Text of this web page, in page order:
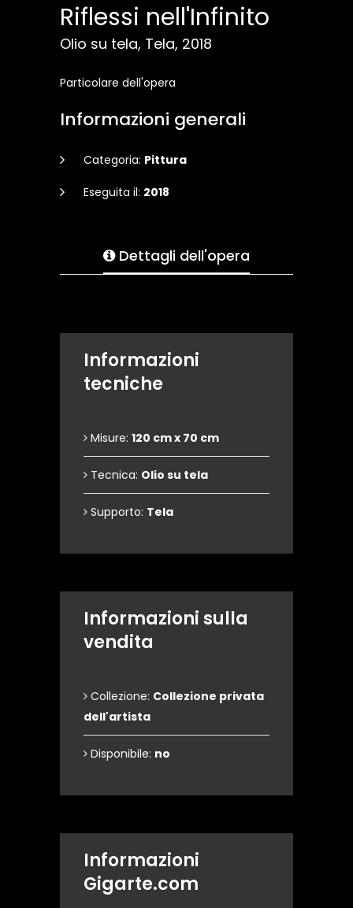
Riflessi nell'Infinito
Olio su tela, Tela, 2018
Particolare dell'opera
Informazioni generali
Categoria: Pittura
Eseguita il: 2018
Dettagli dell'opera
Informazioni
tecniche
Misure: 120 cm x 70 cm
Tecnica: Olio su tela
Supporto: Tela
Informazioni sulla
vendita
Collezione: Collezione privata
dell'artista
Disponibile: no
Informazioni
Gigarte.com